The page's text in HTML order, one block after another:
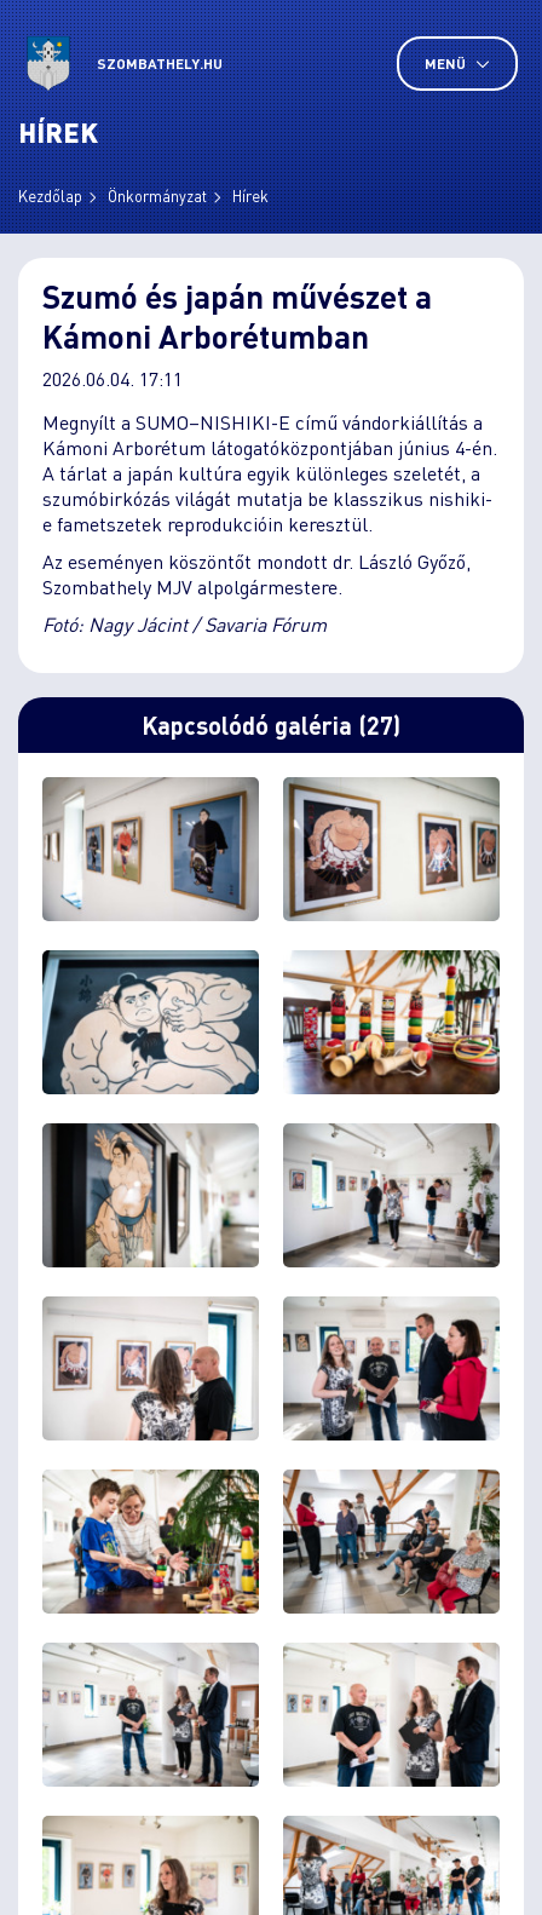
SZOMBATHELY.HU MENÜ
HÍREK
Kezdőlap Önkormányzat Hírek
Szumó és japán művészet a
Kámoni Arborétumban
2026.06.04. 17:11
Megnyílt a SUMO–NISHIKI-E című vándorkiállítás a
Kámoni Arborétum látogatóközpontjában június 4-én.
A tárlat a japán kultúra egyik különleges szeletét, a
szumóbirkózás világát mutatja be klasszikus nishiki-
e fametszetek reprodukcióin keresztül.
Az eseményen köszöntőt mondott dr. László Győző,
Szombathely MJV alpolgármestere.
Fotó: Nagy Jácint / Savaria Fórum
Kapcsolódó galéria (27)